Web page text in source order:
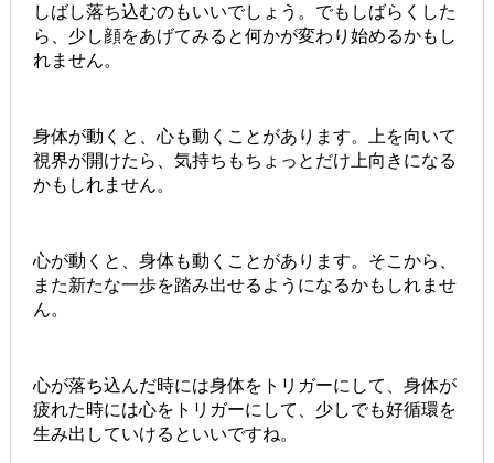
しばし落ち込むのもいいでしょう。でもしばらくした
ら、少し顔をあげてみると何かが変わり始めるかもし
れません。
身体が動くと、心も動くことがあります。上を向いて
視界が開けたら、気持ちもちょっとだけ上向きになる
かもしれません。
心が動くと、身体も動くことがあります。そこから、
また新たな一歩を踏み出せるようになるかもしれませ
ん。
心が落ち込んだ時には身体をトリガーにして、身体が
疲れた時には心をトリガーにして、少しでも好循環を
生み出していけるといいですね。